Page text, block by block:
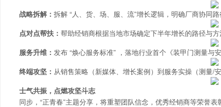
战略拆解： 拆解 “人、货、场、服、流”增长逻辑，明确厂商协同
点对点帮扶： 帮助经销商根据当地市场确定下半年增长的路径与
服务升维： 发布 “焕心服务标准” ，落地行业首个《装甲门测量与
终端攻坚： 从销售策略（新媒体、增长案例）到服务实操（测量/
士气共振，点燃攻坚斗志
同步，“正青春”主题分享，将重塑团队信念，优秀经销商等荣誉